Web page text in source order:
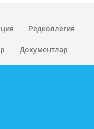
Редколлегия
Документлар